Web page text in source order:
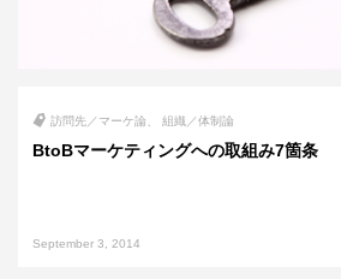
訪問先／マーケ論 組織／体制論
BtoBマーケティングへの取組み7箇条
September 3, 2014